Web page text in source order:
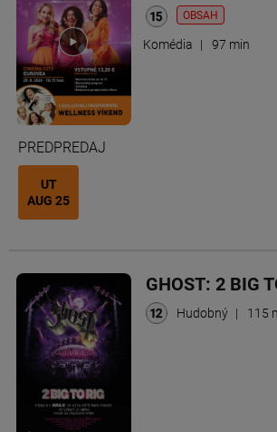
OBSAH
Komédia | 97 min
PREDPREDAJ
UT
AUG 25
GHOST: 2 BIG
Hudobný | 115